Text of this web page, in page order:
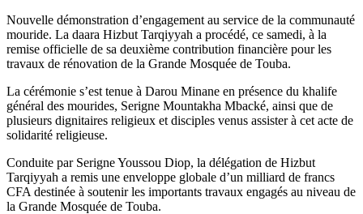
Nouvelle démonstration d’engagement au service de la communauté
mouride. La daara Hizbut Tarqiyyah a procédé, ce samedi, à la
remise officielle de sa deuxième contribution financière pour les
travaux de rénovation de la Grande Mosquée de Touba.
La cérémonie s’est tenue à Darou Minane en présence du khalife
général des mourides, Serigne Mountakha Mbacké, ainsi que de
plusieurs dignitaires religieux et disciples venus assister à cet acte de
solidarité religieuse.
Conduite par Serigne Youssou Diop, la délégation de Hizbut
Tarqiyyah a remis une enveloppe globale d’un milliard de francs
CFA destinée à soutenir les importants travaux engagés au niveau de
la Grande Mosquée de Touba.